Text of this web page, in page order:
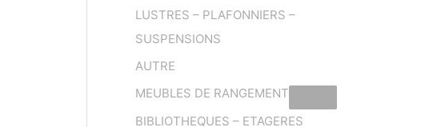
LUSTRES – PLAFONNIERS –
SUSPENSIONS
AUTRE
MEUBLES DE RANGEMENT
BIBLIOTHEQUES – ETAGERES